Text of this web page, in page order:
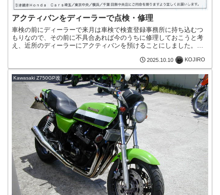
アクティバンをディーラーで点検・修理
車検の前にディーラーで来月は車検で検査登録事務所に持ち込むつ
もりなので、その前に不具合あれば今のうちに修理しておこうと考
え、近所のディーラーにアクティバンを預けることにしました。点
2025.10.10 KOJIRO
Kawasaki Z750GP改